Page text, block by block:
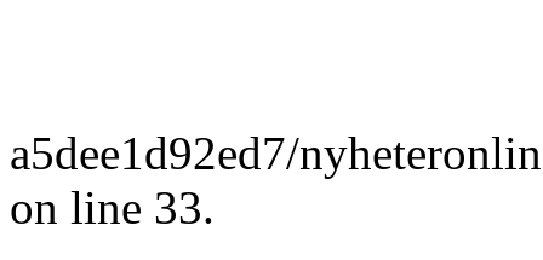
a5dee1d92ed7/
on line 33.